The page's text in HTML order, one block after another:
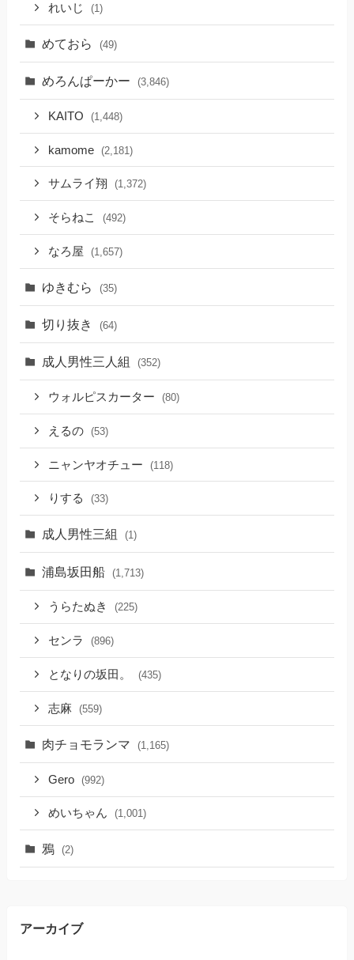
れいじ (1)
めておら (49)
めろんぱーかー (3,846)
KAITO (1,448)
kamome (2,181)
サムライ翔 (1,372)
そらねこ (492)
なろ屋 (1,657)
ゆきむら (35)
切り抜き (64)
成人男性三人組 (352)
ウォルピスカーター (80)
えるの (53)
ニャンヤオチュー (118)
りする (33)
成人男性三組 (1)
浦島坂田船 (1,713)
うらたぬき (225)
センラ (896)
となりの坂田。 (435)
志麻 (559)
肉チョモランマ (1,165)
Gero (992)
めいちゃん (1,001)
鴉 (2)
アーカイブ